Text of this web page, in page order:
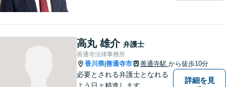
指します【オンライン相談
可】【松山市駅徒歩8分】
高丸 雄介 弁護士
善通寺法律事務所
香川県|善通寺市 善通寺駅 から徒歩10分
必要とされる弁護士となれる
よう日々精進します
詳細を見